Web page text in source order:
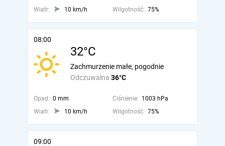
Wiatr: 10 km/h Wilgotność: 75%
08:00
32°C
Odczuwalna 36°C
Zachmurzenie małe, pogodnie
Opad: 0 mm Ciśnienie: 1003 hPa
Wiatr:
10 km/h Wilgotność: 75%
09:00